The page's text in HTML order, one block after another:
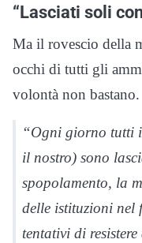
“Lasciati soli
Ma il rovescio della
occhi di tutti gli
volontà non bastano.
“Ogni giorno tutti
il nostro) sono
spopolamento, la
delle istituzioni nel
tentativi di